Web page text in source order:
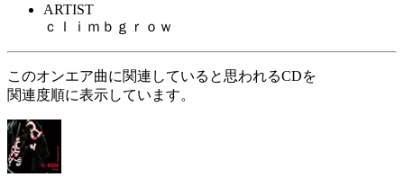
ARTIST
ｃｌｉｍｂｇｒｏｗ
このオンエア曲に関連していると思われるCDを
関連度順に表示しています。